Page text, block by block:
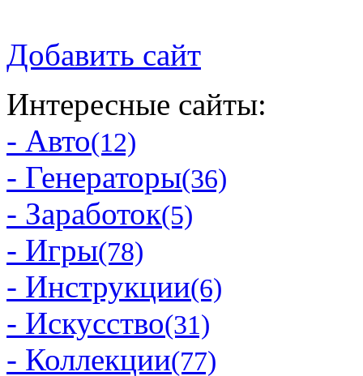
Добавить сайт
Интересные сайты:
- Авто(12)
- Генераторы(36)
- Заработок(5)
- Игры(78)
- Инструкции(6)
- Искусство(31)
- Коллекции(77)